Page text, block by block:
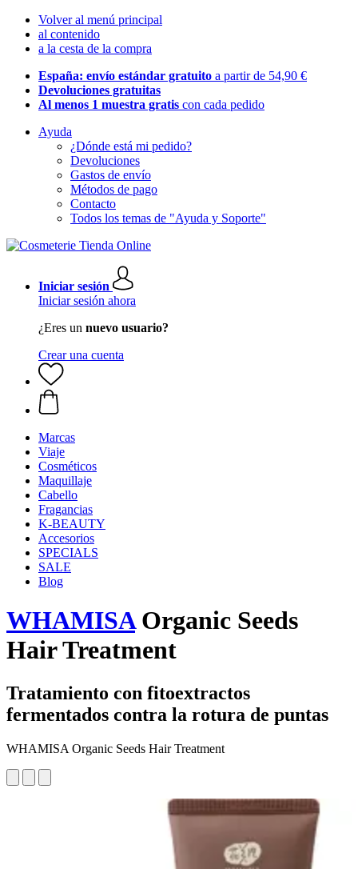
Volver al menú principal
al contenido
a la cesta de la compra
España: envío estándar gratuito a partir de 54,90 €
Devoluciones gratuitas
Al menos 1 muestra gratis con cada pedido
Ayuda
¿Dónde está mi pedido?
Devoluciones
Gastos de envío
Métodos de pago
Contacto
Todos los temas de "Ayuda y Soporte"
Iniciar sesión
Iniciar sesión ahora
¿Eres un nuevo usuario?
Crear una cuenta
Marcas
Viaje
Cosméticos
Maquillaje
Cabello
Fragancias
K-BEAUTY
Accesorios
SPECIALS
SALE
Blog
WHAMISAOrganic Seeds
Hair Treatment
Tratamiento con fitoextractos
fermentados contra la rotura de puntas
WHAMISA Organic Seeds Hair Treatment